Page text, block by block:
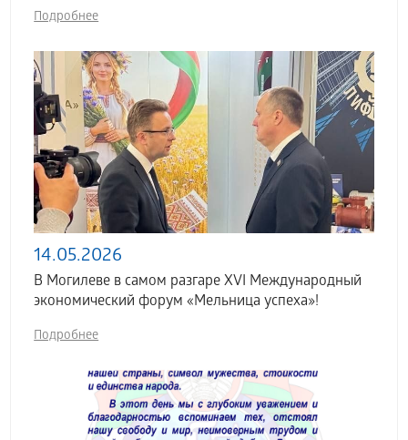
Подробнее
14.05.2026
В Могилеве в самом разгаре XVI Международный
экономический форум «Мельница успеха»!
Подробнее